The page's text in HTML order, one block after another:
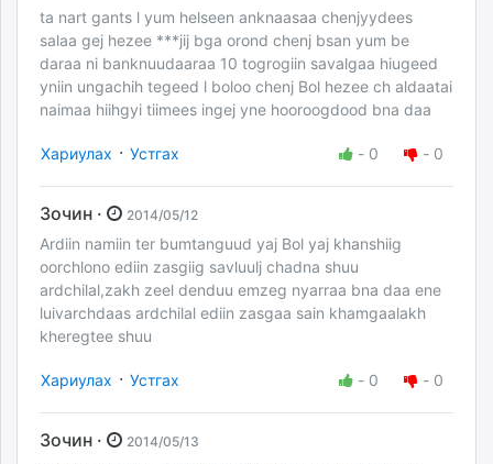
ta nart gants l yum helseen anknaasaa chenjyydees
salaa gej hezee ***jij bga orond chenj bsan yum be
daraa ni banknuudaaraa 10 togrogiin savalgaa hiugeed
yniin ungachih tegeed l boloo chenj Bol hezee ch aldaatai
naimaa hiihgyi tiimees ingej yne hooroogdood bna daa
Хариулах · Устгах - 0 - 0
Зочин · 2014/05/12
Ardiin namiin ter bumtanguud yaj Bol yaj khanshiig
oorchlono ediin zasgiig savluulj chadna shuu
ardchilal,zakh zeel denduu emzeg nyarraa bna daa ene
luivarchdaas ardchilal ediin zasgaa sain khamgaalakh
kheregtee shuu
Хариулах · Устгах - 0 - 0
Зочин · 2014/05/13